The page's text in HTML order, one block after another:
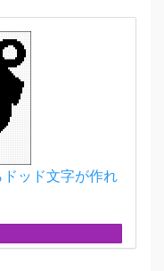
ッド文字が作れ